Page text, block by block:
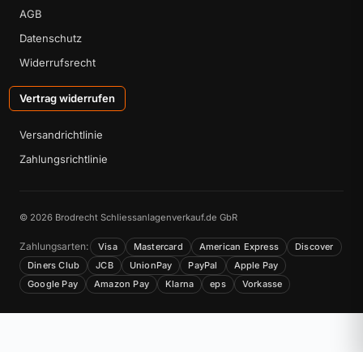
AGB
Datenschutz
Widerrufsrecht
Vertrag widerrufen
Versandrichtlinie
Zahlungsrichtlinie
© 2026 Brodrecht Schliessanlagenverkauf.de GbR
Zahlungsarten: Visa Mastercard American Express
Discover
Diners Club
JCB UnionPay PayPal
Apple Pay
Google Pay
Amazon Pay Klarna eps Vorkasse